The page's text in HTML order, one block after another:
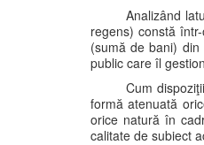
Analizând
regens) constă
(sumă de bani)
public care îl
Cum
formă atenuată
orice natură în
calitate de subiect